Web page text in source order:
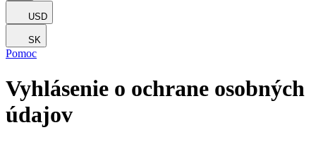
USD
SK
Pomoc
Vyhlásenie o ochrane osobných
údajov